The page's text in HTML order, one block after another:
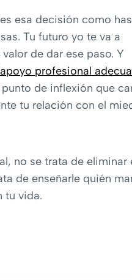
esa decisión como
Tu futuro yo te va a
de dar ese paso. Y
profesional
punto de inflexión que
tu relación con el
no se trata de eliminar
de enseñarle quién
tu vida.